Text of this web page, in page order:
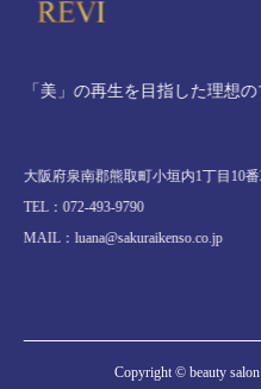
「美」の再生を目指した理想
大阪府泉南郡熊取町小垣内1丁目10
TEL：072-493-9790
MAIL：luana@sakuraikenso.co.jp
Copyright © beauty